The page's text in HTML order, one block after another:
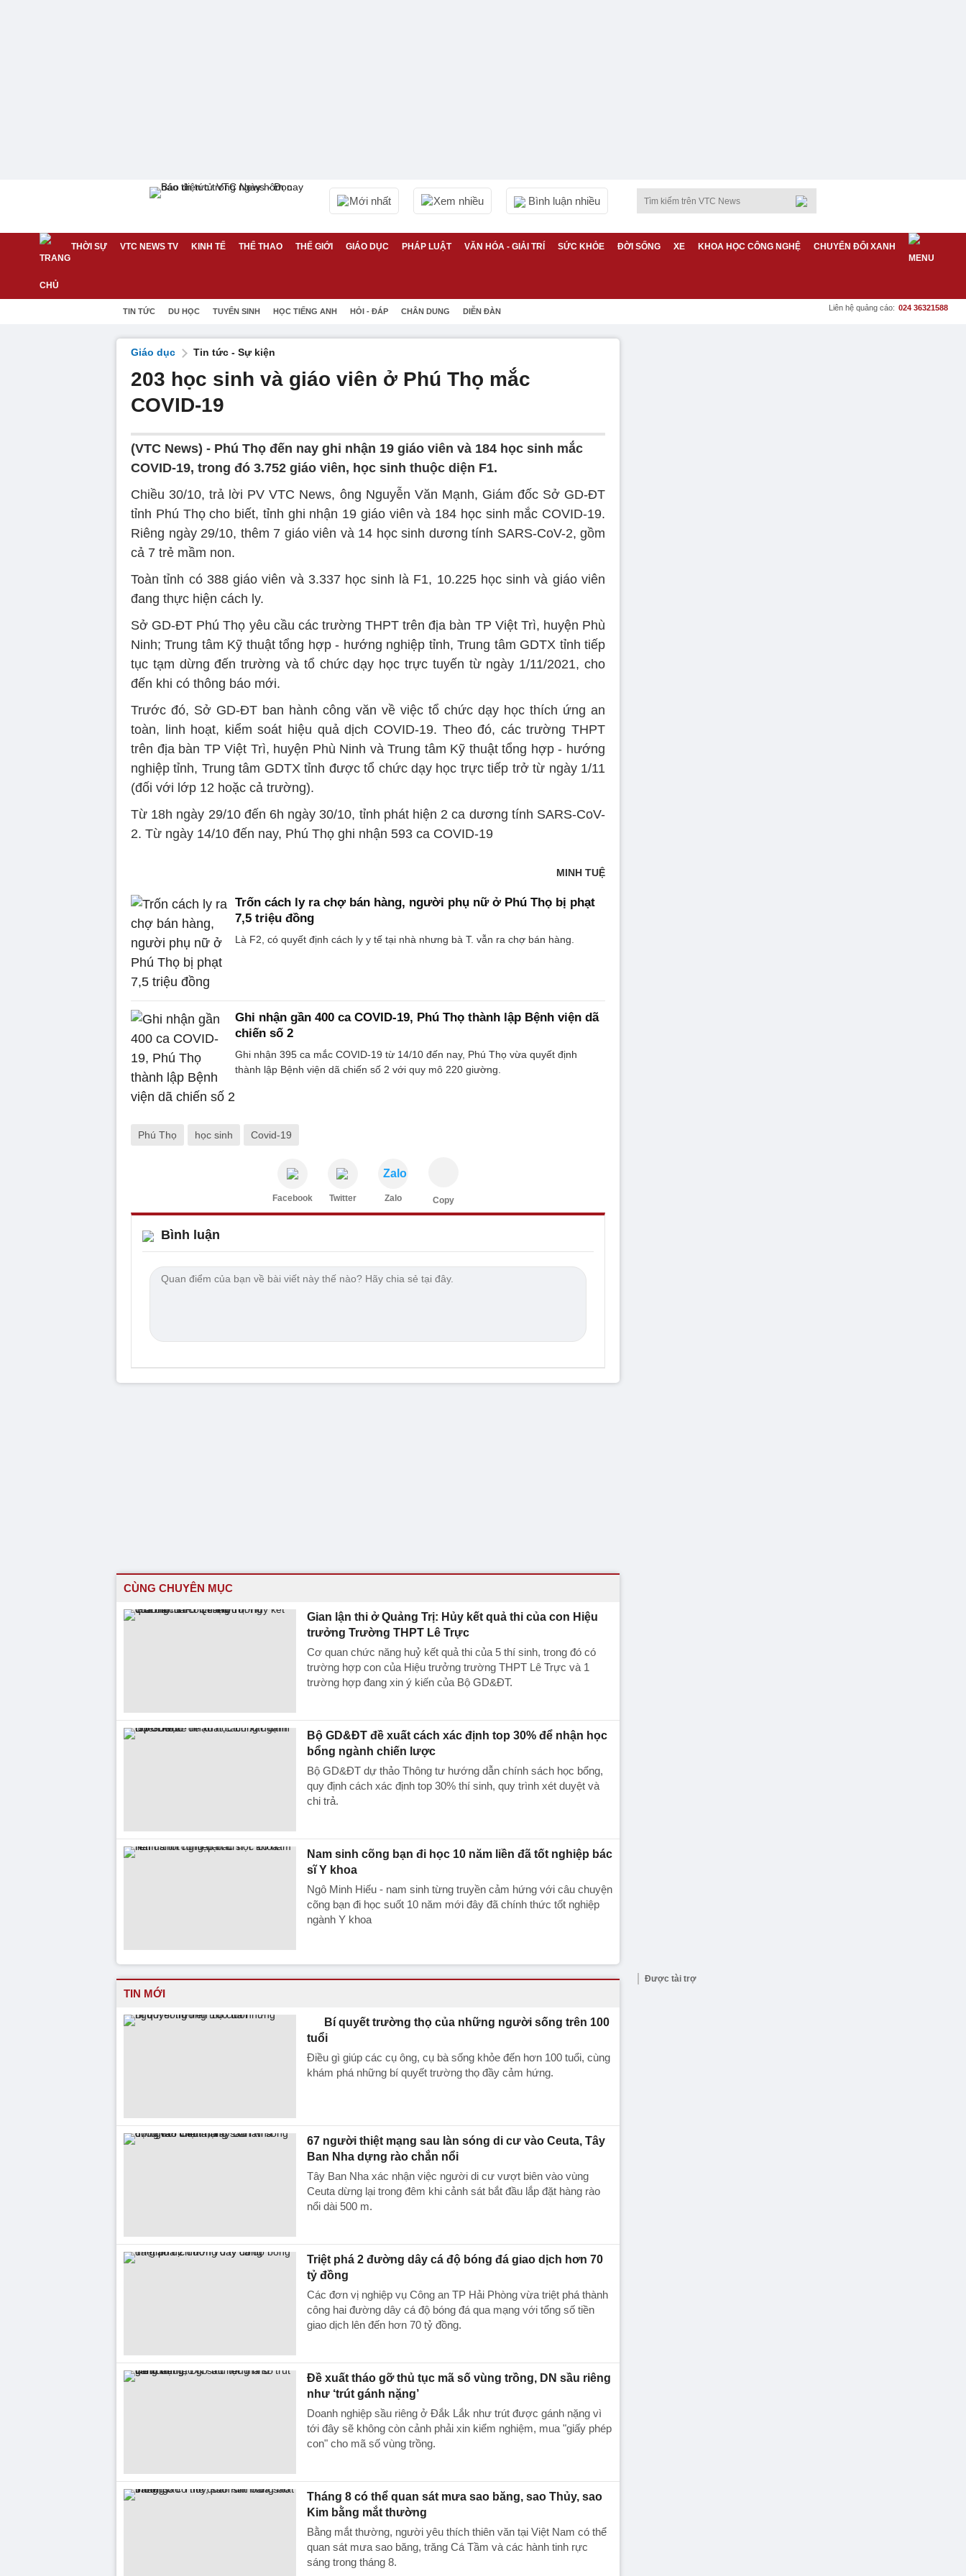
Mới nhất Xem nhiều Bình luận nhiều
THỜI SỰ VTC NEWS TV KINH TẾ THỂ THAO THẾ GIỚI GIÁO DỤC PHÁP LUẬT VĂN HÓA - GIẢI TRÍ SỨC KHỎE ĐỜI SỐNG XE KHOA HỌC CÔNG NGHỆ CHUYỂN ĐỔI XANH
TIN TỨC DU HỌC TUYỂN SINH HỌC TIẾNG ANH HỎI - ĐÁP CHÂN DUNG DIỄN ĐÀN Liên hệ quảng cáo: 024 36321588
Giáo dục Tin tức - Sự kiện
203 học sinh và giáo viên ở Phú Thọ mắc
COVID-19
(VTC News) - Phú Thọ đến nay ghi nhận 19 giáo viên và 184 học sinh mắc
COVID-19, trong đó 3.752 giáo viên, học sinh thuộc diện F1.
Chiều 30/10, trả lời PV VTC News, ông Nguyễn Văn Mạnh, Giám đốc Sở GD-ĐT
tỉnh Phú Thọ cho biết, tỉnh ghi nhận 19 giáo viên và 184 học sinh mắc COVID-19.
Riêng ngày 29/10, thêm 7 giáo viên và 14 học sinh dương tính SARS-CoV-2, gồm
cả 7 trẻ mầm non.
Toàn tỉnh có 388 giáo viên và 3.337 học sinh là F1, 10.225 học sinh và giáo viên
đang thực hiện cách ly.
Sở GD-ĐT Phú Thọ yêu cầu các trường THPT trên địa bàn TP Việt Trì, huyện Phù
Ninh; Trung tâm Kỹ thuật tổng hợp - hướng nghiệp tỉnh, Trung tâm GDTX tỉnh tiếp
tục tạm dừng đến trường và tổ chức dạy học trực tuyến từ ngày 1/11/2021, cho
đến khi có thông báo mới.
Trước đó, Sở GD-ĐT ban hành công văn về việc tổ chức dạy học thích ứng an
toàn, linh hoạt, kiểm soát hiệu quả dịch COVID-19. Theo đó, các trường THPT
trên địa bàn TP Việt Trì, huyện Phù Ninh và Trung tâm Kỹ thuật tổng hợp - hướng
nghiệp tỉnh, Trung tâm GDTX tỉnh được tổ chức dạy học trực tiếp trở từ ngày 1/11
(đối với lớp 12 hoặc cả trường).
Từ 18h ngày 29/10 đến 6h ngày 30/10, tỉnh phát hiện 2 ca dương tính SARS-CoV-
2. Từ ngày 14/10 đến nay, Phú Thọ ghi nhận 593 ca COVID-19
MINH TUỆ
Trốn cách ly ra chợ bán hàng, người phụ nữ ở Phú Thọ bị phạt
7,5 triệu đồng
Là F2, có quyết định cách ly y tế tại nhà nhưng bà T. vẫn ra chợ bán hàng.
Ghi nhận gần 400 ca COVID-19, Phú Thọ thành lập Bệnh viện dã
chiến số 2
Ghi nhận 395 ca mắc COVID-19 từ 14/10 đến nay, Phú Thọ vừa quyết định
thành lập Bệnh viện dã chiến số 2 với quy mô 220 giường.
Phú Thọ học sinh Covid-19
Facebook Twitter
Zalo
Zalo Copy
Bình luận
CÙNG CHUYÊN MỤC
Gian lận thi ở Quảng Trị: Hủy kết quả thi của con Hiệu
trưởng Trường THPT Lê Trực
Cơ quan chức năng huỷ kết quả thi của 5 thí sinh, trong đó có
trường hợp con của Hiệu trưởng trường THPT Lê Trực và 1
trường hợp đang xin ý kiến của Bộ GD&ĐT.
Bộ GD&ĐT đề xuất cách xác định top 30% để nhận học
bổng ngành chiến lược
Bộ GD&ĐT dự thảo Thông tư hướng dẫn chính sách học bổng,
quy định cách xác định top 30% thí sinh, quy trình xét duyệt và
chi trả.
Nam sinh cõng bạn đi học 10 năm liền đã tốt nghiệp bác
sĩ Y khoa
Ngô Minh Hiếu - nam sinh từng truyền cảm hứng với câu chuyện
cõng bạn đi học suốt 10 năm mới đây đã chính thức tốt nghiệp
ngành Y khoa
TIN MỚI
Bí quyết trường thọ của những người sống trên 100
tuổi
Điều gì giúp các cụ ông, cụ bà sống khỏe đến hơn 100 tuổi, cùng
khám phá những bí quyết trường thọ đầy cảm hứng.
67 người thiệt mạng sau làn sóng di cư vào Ceuta, Tây
Ban Nha dựng rào chắn nổi
Tây Ban Nha xác nhận việc người di cư vượt biên vào vùng
Ceuta dừng lại trong đêm khi cảnh sát bắt đầu lắp đặt hàng rào
nổi dài 500 m.
Triệt phá 2 đường dây cá độ bóng đá giao dịch hơn 70
tỷ đồng
Các đơn vị nghiệp vụ Công an TP Hải Phòng vừa triệt phá thành
công hai đường dây cá độ bóng đá qua mạng với tổng số tiền
giao dịch lên đến hơn 70 tỷ đồng.
Đề xuất tháo gỡ thủ tục mã số vùng trồng, DN sầu riêng
như ‘trút gánh nặng’
Doanh nghiệp sầu riêng ở Đắk Lắk như trút được gánh nặng vì
tới đây sẽ không còn cảnh phải xin kiểm nghiệm, mua "giấy phép
con" cho mã số vùng trồng.
Tháng 8 có thể quan sát mưa sao băng, sao Thủy, sao
Kim bằng mắt thường
Bằng mắt thường, người yêu thích thiên văn tại Việt Nam có thể
quan sát mưa sao băng, trăng Cá Tầm và các hành tinh rực
sáng trong tháng 8.
Được tài trợ